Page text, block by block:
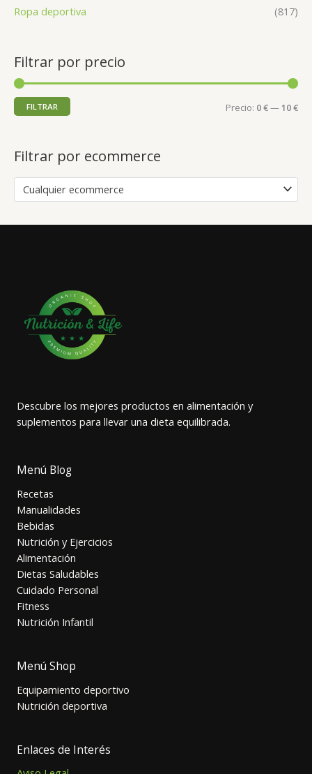
Ropa deportiva
(817)
Filtrar por precio
FILTRAR Precio: 0 €— 10 €
Filtrar por ecommerce
Cualquier ecommerce
Descubre los mejores productos en alimentación y
suplementos para llevar una dieta equilibrada.
Menú Blog
Recetas
Manualidades
Bebidas
Nutrición y Ejercicios
Alimentación
Dietas Saludables
Cuidado Personal
Fitness
Nutrición Infantil
Menú Shop
Equipamiento deportivo
Nutrición deportiva
Enlaces de Interés